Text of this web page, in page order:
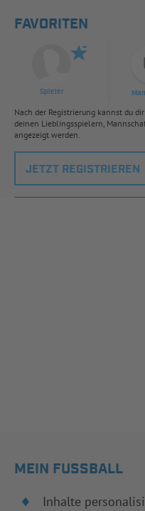
FAVORITEN
Spieler
Nach der Registrierung kannst du
deinen Lieblingsspielern,
angezeigt werden.
JETZT REGISTRIEREN
MEIN FUSSBALL
Inhalte